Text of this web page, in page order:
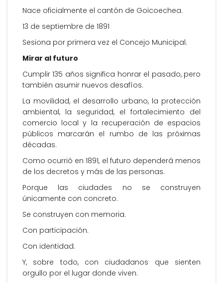
Nace oficialmente el cantón de Goicoechea.
13 de septiembre de 1891
Sesiona por primera vez el Concejo Municipal.
Mirar al futuro
Cumplir 135 años significa honrar el pasado, pero
también asumir nuevos desafíos.
La movilidad, el desarrollo urbano, la protección
ambiental, la seguridad, el fortalecimiento del
comercio local y la recuperación de espacios
públicos marcarán el rumbo de las próximas
décadas.
Como ocurrió en 1891, el futuro dependerá menos
de los decretos y más de las personas.
Porque las ciudades no se construyen
únicamente con concreto.
Se construyen con memoria.
Con participación.
Con identidad.
Y, sobre todo, con ciudadanos que sienten
orgullo por el lugar donde viven.